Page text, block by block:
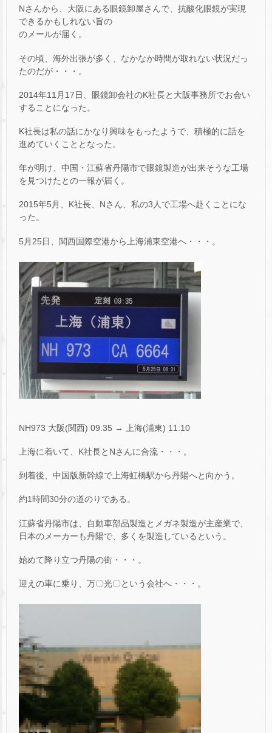
Nさんから、大阪にある眼鏡卸屋さんで、抗酸化眼鏡が実現
できるかもしれない旨の
のメールが届く。
その頃、海外出張が多く、なかなか時間が取れない状況だっ
たのだが・・・。
2014年11月17日、眼鏡卸会社のK社長と大阪事務所でお会い
することになった。
K社長は私の話にかなり興味をもったようで、積極的に話を
進めていくこととなった。
年が明け、中国・江蘇省丹陽市で眼鏡製造が出来そうな工場
を見つけたとの一報が届く。
2015年5月、K社長、Nさん、私の3人で工場へ赴くことにな
った。
5月25日、関西国際空港から上海浦東空港へ・・・。
NH973 大阪(関西) 09:35 → 上海(浦東) 11:10
上海に着いて、K社長とNさんに合流・・・。
到着後、中国版新幹線で上海虹橋駅から丹陽へと向かう。
約1時間30分の道のりである。
江蘇省丹陽市は、自動車部品製造とメガネ製造が主産業で、
日本のメーカーも丹陽で、多くを製造しているという。
始めて降り立つ丹陽の街・・・。
迎えの車に乗り、万〇光〇という会社へ・・・。